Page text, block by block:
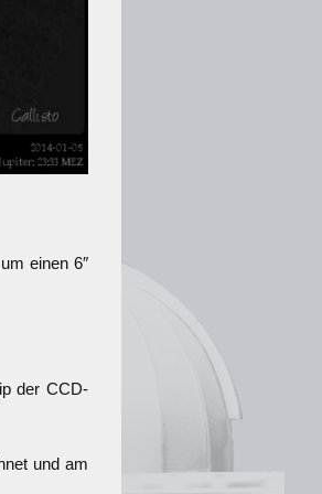
einen 6″
der CCD-
und am